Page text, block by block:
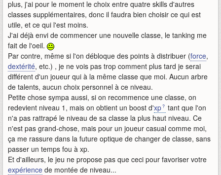
plus, j'ai pour le moment le choix entre quatre skills d'autres
classes supplémentaires, donc il faudra bien choisir ce qui est
utile, et ce qui l'est moins.
J'ai déjà envi de commencer une nouvelle classe, le tanking me
fait de l'oeil.
Par contre, même si l'on débloque des points à distribuer (force,
dextérité, etc.) , je ne vois pas trop comment plus tard je serai
différent d'un joueur qui à la même classe que moi. Aucun arbre
de talents, aucun choix personnel à ce niveau.
Petite chose sympa aussi, si on recommence une classe, on
redevient niveau 1, mais on obtient un boost d'xp
tant que l'on
n'a pas rattrapé le niveau de sa classe la plus haut niveau. Ce
n'est pas grand-chose, mais pour un joueur casual comme moi,
ça me rassure dans la future optique de changer de classe, sans
passer un temps fou à xp.
Et d'ailleurs, le jeu ne propose pas que ceci pour favoriser votre
expérience de montée de niveau...